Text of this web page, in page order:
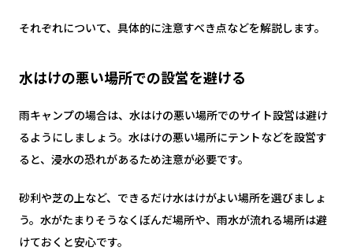
それぞれについて、具体的に注意すべき点などを解説します。
水はけの悪い場所での設営を避ける
雨キャンプの場合は、水はけの悪い場所でのサイト設営は避け
るようにしましょう。水はけの悪い場所にテントなどを設営す
ると、浸水の恐れがあるため注意が必要です。
砂利や芝の上など、できるだけ水はけがよい場所を選びましょ
う。水がたまりそうなくぼんだ場所や、雨水が流れる場所は避
けておくと安心です。